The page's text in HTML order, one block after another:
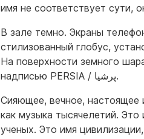
имя не соответствует сути,
В зале темно. Экраны
стилизованный глобус,
На поверхности земного
надписью PERSIA / پرشیا.
Сияющее, вечное, настоящее
как музыка тысячелетий.
ученых. Это имя